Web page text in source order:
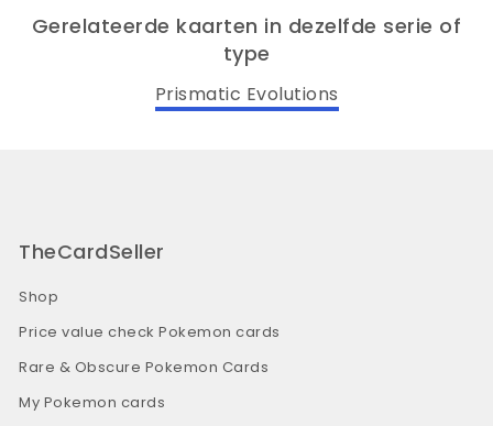
Gerelateerde kaarten in dezelfde serie of
type
Prismatic Evolutions
TheCardSeller
Shop
Price value check Pokemon cards
Rare & Obscure Pokemon Cards
My Pokemon cards